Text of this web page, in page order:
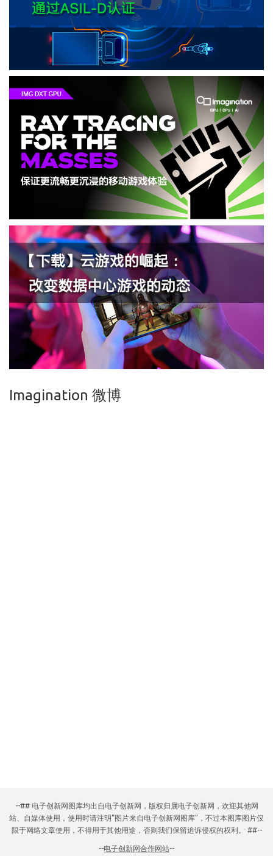
Imagination 微博
--## 电子创新网图库均出自电子创新网，版权归属电子创新网，欢迎其他网
站、自媒体使用，使用时请注明“图片来自电子创新网图库”，不过本图库图片仅
限于网络文章使用，不得用于其他用途，否则我们保留追诉侵权的权利。 ##--
--电子创新网合作网站--